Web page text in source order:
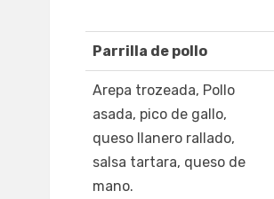
Parrilla de pollo
Arepa trozeada, Pollo
asada, pico de gallo,
queso llanero rallado,
salsa tartara, queso de
mano.